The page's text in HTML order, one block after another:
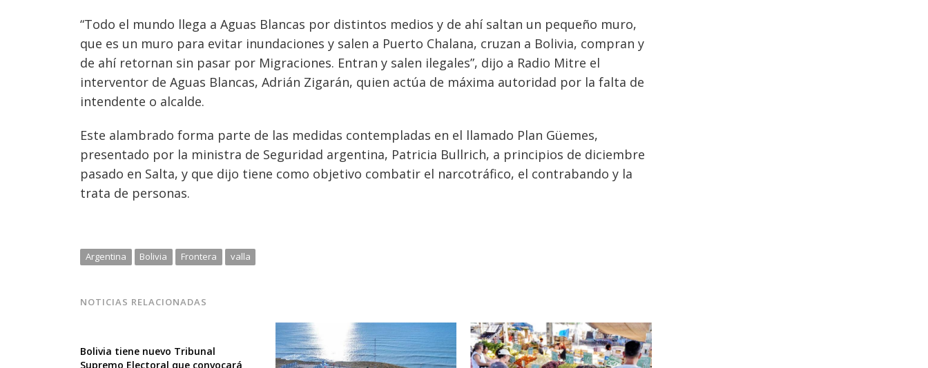
“Todo el mundo llega a Aguas Blancas por distintos medios y de ahí saltan un pequeño muro,
que es un muro para evitar inundaciones y salen a Puerto Chalana, cruzan a Bolivia, compran y
de ahí retornan sin pasar por Migraciones. Entran y salen ilegales”, dijo a Radio Mitre el
interventor de Aguas Blancas, Adrián Zigarán, quien actúa de máxima autoridad por la falta de
intendente o alcalde.
Este alambrado forma parte de las medidas contempladas en el llamado Plan Güemes,
presentado por la ministra de Seguridad argentina, Patricia Bullrich, a principios de diciembre
pasado en Salta, y que dijo tiene como objetivo combatir el narcotráfico, el contrabando y la
trata de personas.
Argentina Bolivia Frontera valla
NOTICIAS RELACIONADAS
Bolivia tiene nuevo Tribunal
Supremo Electoral que convocará